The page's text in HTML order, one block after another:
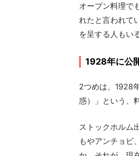
オーブン料理で
れたと言われて
を呈する人もい
1928年に公
2つめは、1928
惑）」という、
ストックホルム
もやアンチョビ